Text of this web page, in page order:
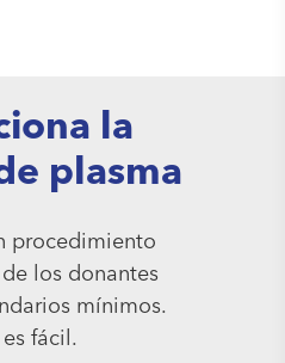
la
plasma
procedimiento
los donantes
mínimos.
fácil.